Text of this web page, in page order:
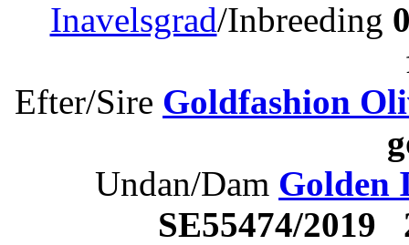
Inavelsgrad/Inbreeding
Efter/Sire Goldfashion
Undan/Dam Golden
SE55474/